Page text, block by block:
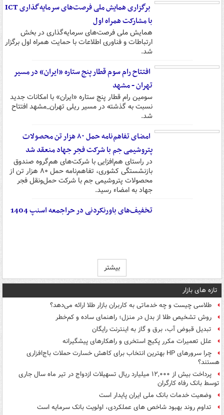
برگزاری همایش ملی فرصت‌های سرمایه‌گذاری ICT
با مشارکت همراه اول
همایش ملی فرصت‌های سرمایه‌گذاری در بخش
ارتباطات و فناوری اطلاعات با حمایت همراه اول برگزار
شد.
افتتاح رام سوم قطار پنج ستاره «ایران» در مسیر
تهران - مشهد
سومین رام قطار پنج ستاره «ایران» با امکانات جدید
نسبت به گذشته در مسیر ریلی تهران_مشهد افتتاح
شد.
امضای تفاهم‌نامه حمل ۸۰ هزار تن محصولات
پتروشیمی جم با شرکت فجر جهاد منعقد شد
در راستای هم‌افزایی با شرکت‌های هم‌گروه صندوق
بازنشستگی کشوری، تفاهم‌نامه حمل ۸۰ هزار تن از
محصولات پتروشیمی جم با شرکت حمل‌ونقل فجر
جهاد به امضاء رسید.
تخفیف‌های باورنکردنی در حراجمعه اسنپ 1404
بیشتر
تازه های بازار
طلاسی چیست و چه خدماتی به کاربران بازار طلا ارائه می‌دهد؟
روش تشخیص طلا از بدل در منزل؛ راهنمای ساده و کم‌خطر
تبدیل قبوض آب، برق و گاز به اینترنت رایگان
علل تعمیرات مکرر پکیج استخری و راهکارهای پیشگیرانه
چرا سرورهای HP بهترین انتخاب برای کاهش خسارت حملات باج‌افزاری
هستند؟
پرداخت بیش از ۱۲,۰۰۰ میلیارد ریال تسهیلات ازدواج در تیر ماه سال جاری
توسط بانک رفاه کارگران
وضعیت خدمات بانک ملی ایران پایدار است
تداوم روند بهبود شاخص های عملکردی، اولویت بانک سرمایه است